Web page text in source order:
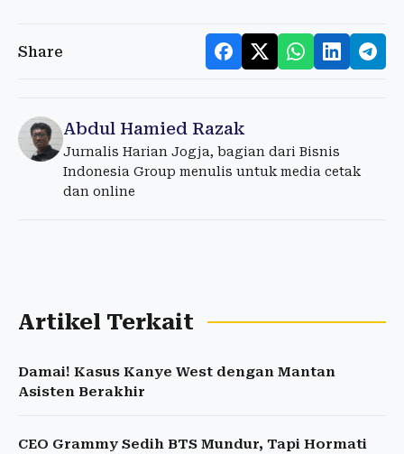
Share
Abdul Hamied Razak
Jurnalis Harian Jogja, bagian dari Bisnis
Indonesia Group menulis untuk media cetak
dan online
Artikel Terkait
Damai! Kasus Kanye West dengan Mantan
Asisten Berakhir
CEO Grammy Sedih BTS Mundur, Tapi Hormati